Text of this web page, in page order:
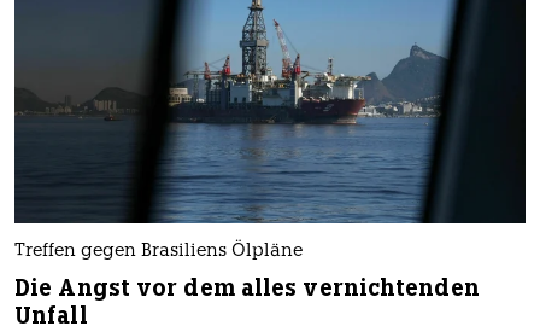
Treffen gegen Brasiliens Ölpläne
Die Angst vor dem alles vernichtenden
Unfall